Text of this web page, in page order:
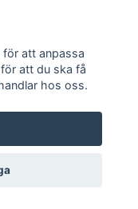
för att anpassa
att du ska få
hos oss.